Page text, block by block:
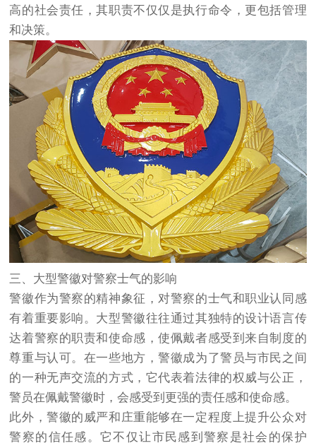
高的社会责任，其职责不仅仅是执行命令，更包括管理
和决策。
三、大型警徽对警察士气的影响
警徽作为警察的精神象征，对警察的士气和职业认同感
有着重要影响。大型警徽往往通过其独特的设计语言传
达着警察的职责和使命感，使佩戴者感受到来自制度的
尊重与认可。在一些地方，警徽成为了警员与市民之间
的一种无声交流的方式，它代表着法律的权威与公正，
警员在佩戴警徽时，会感受到更强的责任感和使命感。
此外，警徽的威严和庄重能够在一定程度上提升公众对
警察的信任感。它不仅让市民感到警察是社会的保护